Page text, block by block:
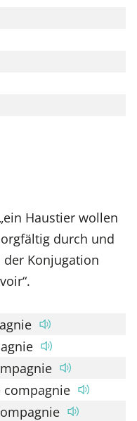
Haustier wollen
durch und
Konjugation